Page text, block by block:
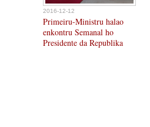
2016-12-12
Primeiru-Ministru halao
enkontru Semanal ho
Presidente da Republika